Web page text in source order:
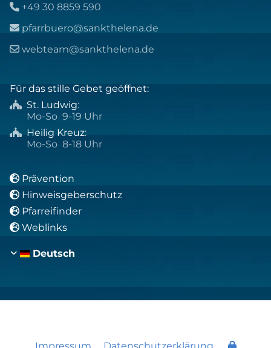
 +49 30 8859 590
 pfarrbuero@sankthelena.de
 webteam@sankthelena.de
Für das stille Gebet geöffnet:
 St. Ludwig:
Mo-So 9-19 Uhr
 Heilig Kreuz:
Mo-So 8-18 Uhr
 Prävention
 Hinweisgeberschutz
 Pfarreifinder
 Weblinks
Deutsch
Impressum Datenschutzerklärung